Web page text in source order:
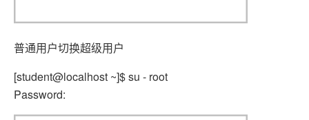
普通用户切换超级用户
[student@localhost ~]$ su - root
Password: